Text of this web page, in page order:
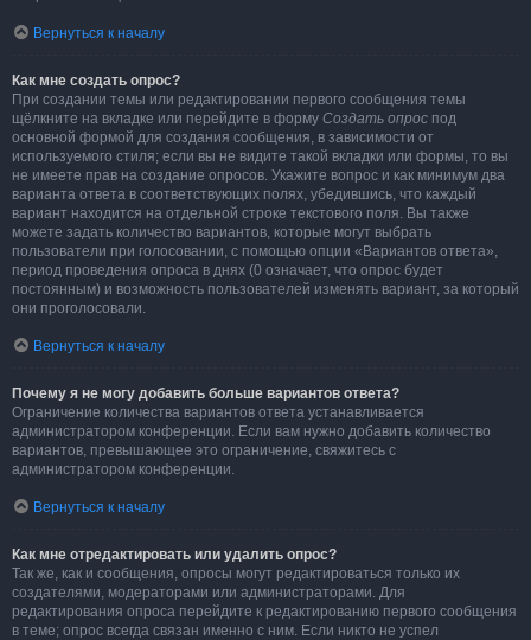
Вернуться к началу
Как мне создать опрос?
При создании темы или редактировании первого сообщения темы
щёлкните на вкладке или перейдите в форму Создать опрос под
основной формой для создания сообщения, в зависимости от
используемого стиля; если вы не видите такой вкладки или формы, то вы
не имеете прав на создание опросов. Укажите вопрос и как минимум два
варианта ответа в соответствующих полях, убедившись, что каждый
вариант находится на отдельной строке текстового поля. Вы также
можете задать количество вариантов, которые могут выбрать
пользователи при голосовании, с помощью опции «Вариантов ответа»,
период проведения опроса в днях (0 означает, что опрос будет
постоянным) и возможность пользователей изменять вариант, за который
они проголосовали.
Вернуться к началу
Почему я не могу добавить больше вариантов ответа?
Ограничение количества вариантов ответа устанавливается
администратором конференции. Если вам нужно добавить количество
вариантов, превышающее это ограничение, свяжитесь с
администратором конференции.
Вернуться к началу
Как мне отредактировать или удалить опрос?
Так же, как и сообщения, опросы могут редактироваться только их
создателями, модераторами или администраторами. Для
редактирования опроса перейдите к редактированию первого сообщения
в теме; опрос всегда связан именно с ним. Если никто не успел